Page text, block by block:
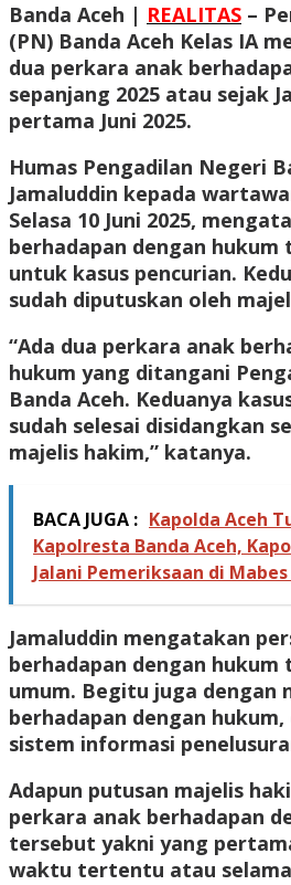
Banda Aceh | REALITAS –
(PN) Banda Aceh Kelas IA
dua perkara anak
sepanjang 2025 atau sejak
pertama Juni 2025.
Humas Pengadilan Negeri
Jamaluddin kepada
Selasa 10 Juni 2025,
berhadapan dengan
untuk kasus pencurian.
sudah diputuskan oleh
“Ada dua perkara anak
hukum yang ditangani
Banda Aceh. Keduanya
sudah selesai disidangkan
majelis hakim,” katanya.
BACA JUGA : Kapolda Aceh
Kapolresta Banda Aceh,
Jalani Pemeriksaan di
Jamaluddin mengatakan
berhadapan dengan
umum. Begitu juga dengan
berhadapan dengan
sistem informasi
Adapun putusan majelis
perkara anak berhadapan
tersebut yakni yang
waktu tertentu atau